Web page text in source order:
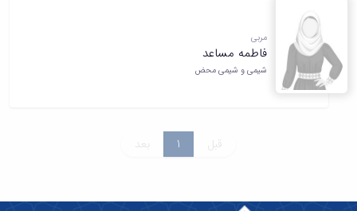
مربی
فاطمه مساعد
شیمی و شیمی محض
قبل 1 بعد